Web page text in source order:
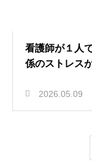
看護師が１人
係のストレス
2026.05.09